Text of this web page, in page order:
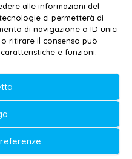
alle informazioni del
ci permetterà di
di navigazione o ID unici
ritirare il consenso può
e funzioni.
®
2020 Registro della
di Lecce
responsabile:
dal Ministero